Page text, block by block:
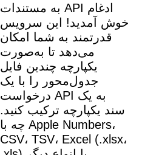
به مستندات API ادغام
خوش آمدید! این سرویس
قدرتمند به شما امکان
می‌دهد تا به‌صورت
یکپارچه چندین فایل
جدول‌محور را با یک
درخواست API به یک
سند یکپارچه ترکیب کنید.
چه با Apple Numbers،
CSV، TSV، Excel (.xlsx،